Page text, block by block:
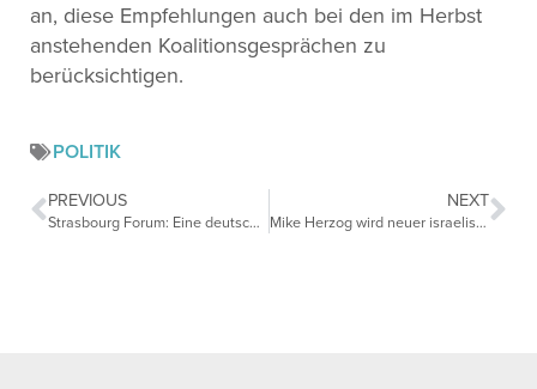
an, diese Empfehlungen auch bei den im Herbst
anstehenden Koalitionsgesprächen zu
berücksichtigen.
POLITIK
PREVIOUS
Strasbourg Forum: Eine deutsch-französische Initiative für den Nahen Osten
NEXT
Mike Herzog wird neuer israelischer Botschafter in den Vereinigten Staaten